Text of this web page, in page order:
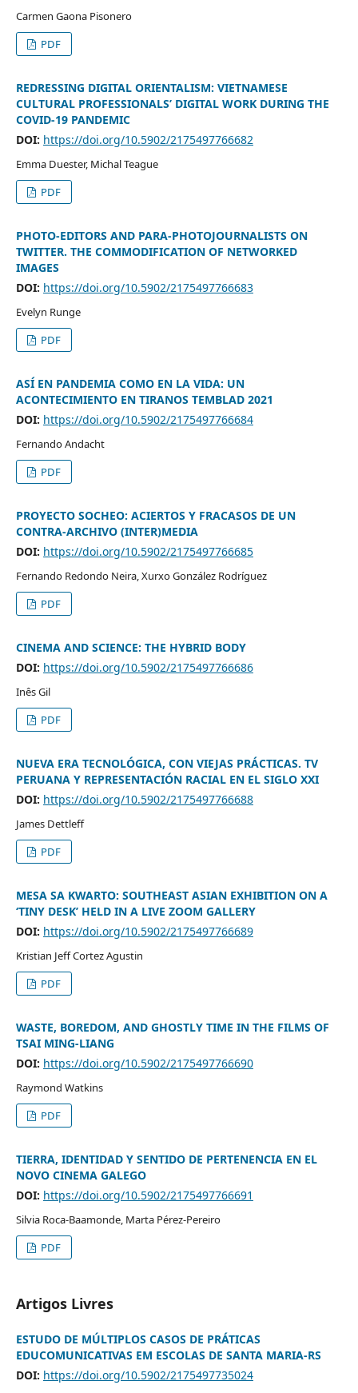
Carmen Gaona Pisonero
PDF
REDRESSING DIGITAL ORIENTALISM: VIETNAMESE
CULTURAL PROFESSIONALS’ DIGITAL WORK DURING THE
COVID-19 PANDEMIC
DOI: https://doi.org/10.5902/2175497766682
Emma Duester, Michal Teague
PDF
PHOTO-EDITORS AND PARA-PHOTOJOURNALISTS ON
TWITTER. THE COMMODIFICATION OF NETWORKED
IMAGES
DOI: https://doi.org/10.5902/2175497766683
Evelyn Runge
PDF
ASÍ EN PANDEMIA COMO EN LA VIDA: UN
ACONTECIMIENTO EN TIRANOS TEMBLAD 2021
DOI: https://doi.org/10.5902/2175497766684
Fernando Andacht
PDF
PROYECTO SOCHEO: ACIERTOS Y FRACASOS DE UN
CONTRA-ARCHIVO (INTER)MEDIA
DOI: https://doi.org/10.5902/2175497766685
Fernando Redondo Neira, Xurxo González Rodríguez
PDF
CINEMA AND SCIENCE: THE HYBRID BODY
DOI: https://doi.org/10.5902/2175497766686
Inês Gil
PDF
NUEVA ERA TECNOLÓGICA, CON VIEJAS PRÁCTICAS. TV
PERUANA Y REPRESENTACIÓN RACIAL EN EL SIGLO XXI
DOI: https://doi.org/10.5902/2175497766688
James Dettleff
PDF
MESA SA KWARTO: SOUTHEAST ASIAN EXHIBITION ON A
‘TINY DESK’ HELD IN A LIVE ZOOM GALLERY
DOI: https://doi.org/10.5902/2175497766689
Kristian Jeff Cortez Agustin
PDF
WASTE, BOREDOM, AND GHOSTLY TIME IN THE FILMS OF
TSAI MING-LIANG
DOI: https://doi.org/10.5902/2175497766690
Raymond Watkins
PDF
TIERRA, IDENTIDAD Y SENTIDO DE PERTENENCIA EN EL
NOVO CINEMA GALEGO
DOI: https://doi.org/10.5902/2175497766691
Silvia Roca-Baamonde, Marta Pérez-Pereiro
PDF
Artigos Livres
ESTUDO DE MÚLTIPLOS CASOS DE PRÁTICAS
EDUCOMUNICATIVAS EM ESCOLAS DE SANTA MARIA-RS
DOI: https://doi.org/10.5902/2175497735024